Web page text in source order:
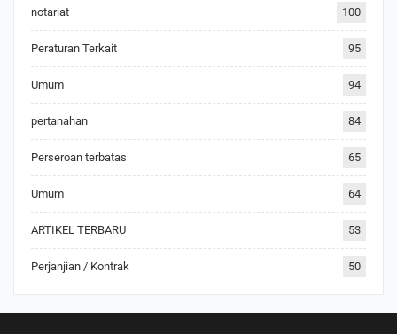
notariat 100
Peraturan Terkait 95
Umum 94
pertanahan 84
Perseroan terbatas 65
Umum 64
ARTIKEL TERBARU 53
Perjanjian / Kontrak 50